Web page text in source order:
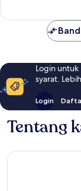
Login
syarat.
Login
Tentang